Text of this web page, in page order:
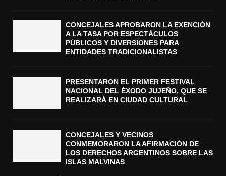
CONCEJALES APROBARON LA EXENCIÓN
A LA TASA POR ESPECTÁCULOS
PÚBLICOS Y DIVERSIONES PARA
ENTIDADES TRADICIONALISTAS
PRESENTARON EL PRIMER FESTIVAL
NACIONAL DEL ÉXODO JUJEÑO, QUE SE
REALIZARÁ EN CIUDAD CULTURAL
CONCEJALES Y VECINOS
CONMEMORARON LA AFIRMACIÓN DE
LOS DERECHOS ARGENTINOS SOBRE LAS
ISLAS MALVINAS